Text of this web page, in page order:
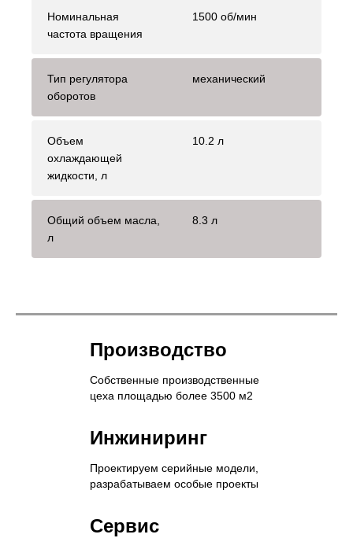
Номинальная
частота вращения
1500 об/мин
Тип регулятора
оборотов
механический
Объем
охлаждающей
жидкости, л
10.2 л
Общий объем масла,
л
8.3 л
Производство
Собственные производственные
цеха площадью более 3500 м2
Инжиниринг
Проектируем серийные модели,
разрабатываем особые проекты
Сервис